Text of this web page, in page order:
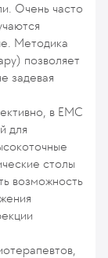
Очень часто
Методика
позволяет
задевая
в ЕМС
для
столы
возможность